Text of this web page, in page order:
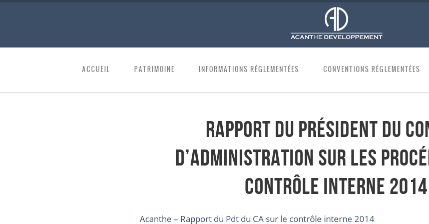
ACCUEIL PATRIMOINE INFORMATIONS RÉGLEMENTÉES CONVENTIONS RÉGLEMENTÉES
Rapport du Président du
d’Administration sur les
contrôle interne 2014
Acanthe – Rapport du Pdt du CA sur le contrôle interne 2014